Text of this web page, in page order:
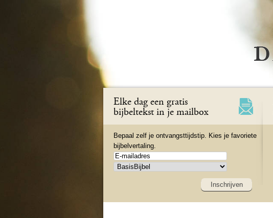
Elke dag een gratis
bijbeltekst in je mailbox
Bepaal zelf je ontvangsttijdstip. Kies je favoriete
bijbelvertaling.
Inschrijven